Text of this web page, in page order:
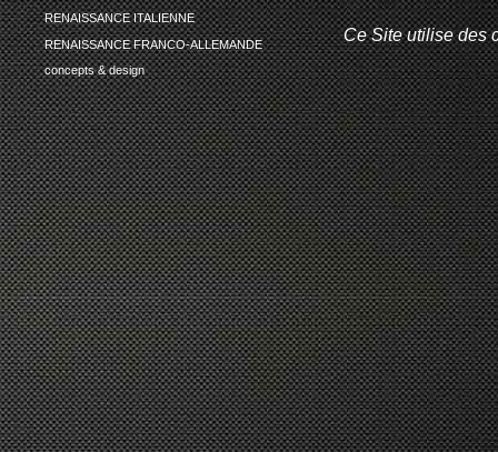
RENAISSANCE ITALIENNE
RENAISSANCE FRANCO-ALLEMANDE
concepts & design
Ce Site utilise des